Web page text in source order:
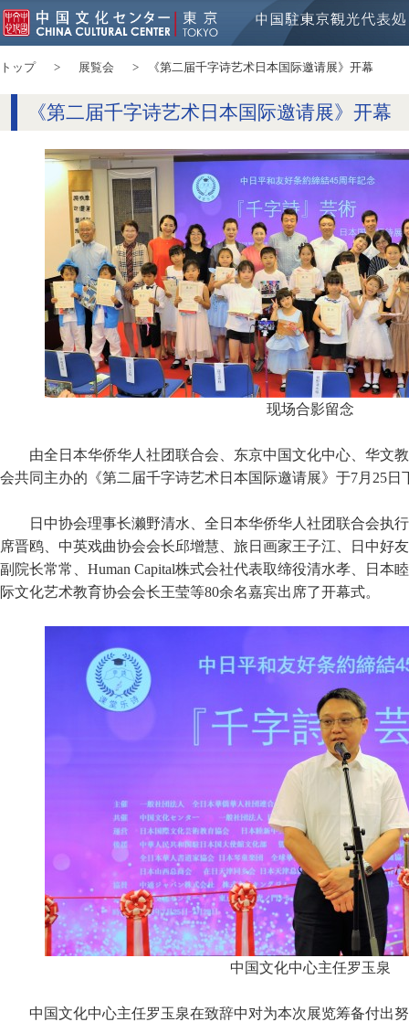
トップ 展覧会 《第二届千字诗艺术日本国际邀请展》开幕
《第二届千字诗艺术日本国际邀请展》开幕
现场合影留念
由全日本华侨华人社团联合会、东京中国文化中心、华文
会共同主办的《第二届千字诗艺术日本国际邀请展》于7月25日
日中协会理事长濑野清水、全日本华侨华人社团联合会执
席晋鸥、中英戏曲协会会长邱增慧、旅日画家王子江、日中好
副院长常常、Human Capital株式会社代表取缔役清水孝、日本
际文化艺术教育协会会长王莹等80余名嘉宾出席了开幕式。
中国文化中心主任罗玉泉
中国文化中心主任罗玉泉在致辞中对为本次展览筹备付出